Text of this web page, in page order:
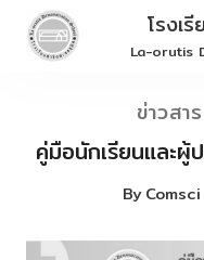
Skip
โรงเ
La-orutis
ข่าวส
คู่มือนักเรียนและผู้
By